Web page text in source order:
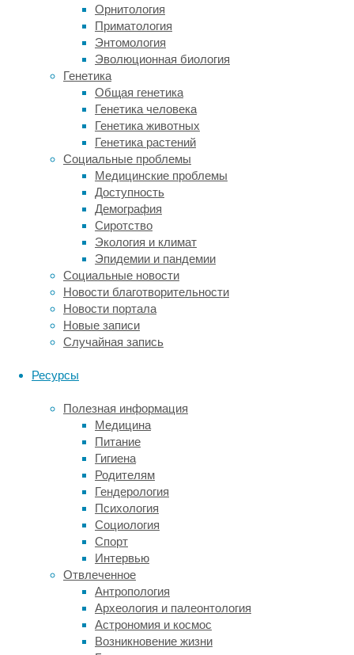
Орнитология
Приматология
Энтомология
Эволюционная биология
Генетика
Общая генетика
Генетика человека
Генетика животных
Генетика растений
Социальные проблемы
Медицинские проблемы
Доступность
Демография
Сиротство
Экология и климат
Эпидемии и пандемии
Социальные новости
Новости благотворительности
Новости портала
Новые записи
Случайная запись
Ресурсы
Полезная информация
Медицина
Питание
Гигиена
Родителям
Гендерология
Психология
Социология
Спорт
Интервью
Отвлеченное
Антропология
Археология и палеонтология
Астрономия и космос
Возникновение жизни
позволила
лучше
приклеиваться
клеткам.
Этот
дуэт
июне
2021-
помог
варианту
B.1.617.2
же
трона
альфу,
бету
гамму
занять
место.
долю
новый